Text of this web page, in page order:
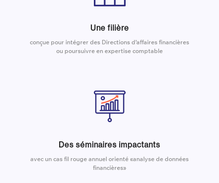
Une filière
conçue pour intégrer des Directions d’affaires financières
ou poursuivre en expertise comptable
Des séminaires impactants
avec un cas fil rouge annuel orienté «analyse de données
financières»